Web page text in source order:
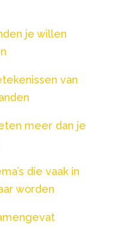
je willen
van
meer dan je
die vaak in
worden